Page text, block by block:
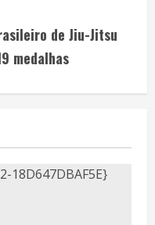
de Jiu-Jitsu
medalhas